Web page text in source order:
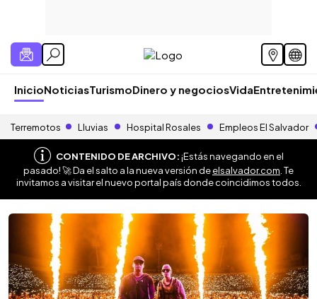
InicioNoticiasTurismoDinero y negociosVida
Terremotos Lluvias Hospital Rosales Empleos El Salvador
CONTENIDO DE ARCHIVO:¡Estás navegando en el
pasado! 🚀 Da el salto a la nueva versión deelsalvador.com . Te
invitamos a visitar el nuevo portal país donde coincidimos todos.